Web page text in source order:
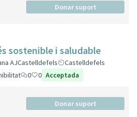
Donar suport
sostenible i saludable
AJCastelldefels
Castelldefels
0 0 Acceptada
Donar suport